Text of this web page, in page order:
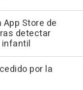
Store de
detectar
por la